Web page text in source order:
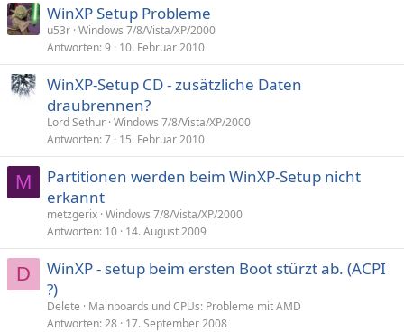
WinXP Setup Probleme
u53r Windows 7/8/Vista/XP/2000
Antworten 9 10. Februar 2010
WinXP-Setup CD - zusätzliche Daten
draubrennen?
Lord Sethur Windows 7/8/Vista/XP/2000
Antworten 7 15. Februar 2010
M
Partitionen werden beim WinXP-Setup nicht
erkannt
metzgerix Windows 7/8/Vista/XP/2000
Antworten 10 14. August 2009
D
WinXP - setup beim ersten Boot stürzt ab. (ACPI
?)
Delete
Mainboards und CPUs: Probleme mit AMD
Antworten 28 17. September 2008